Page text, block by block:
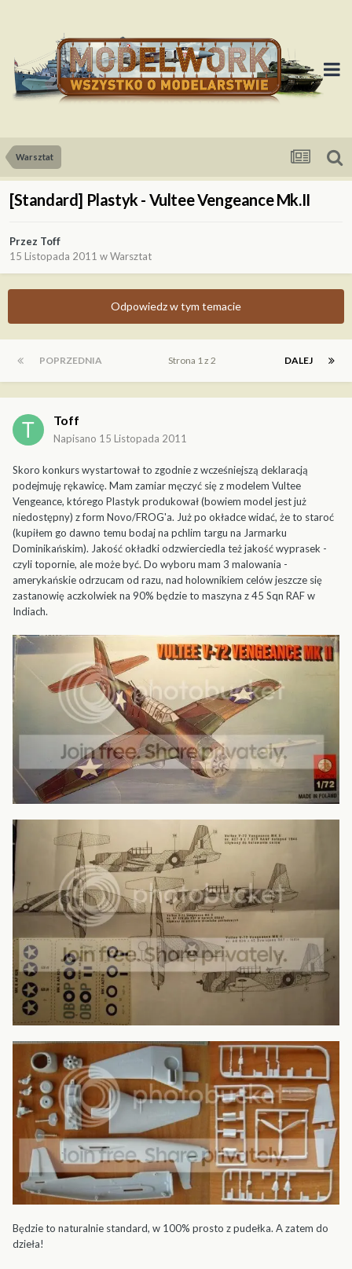
Warsztat
[Standard] Plastyk - Vultee Vengeance Mk.II
Przez Toff
15 Listopada 2011 wWarsztat
Odpowiedz w tym temacie
POPRZEDNIA DALEJ
Strona 1 z 2
Toff
Napisano 15 Listopada 2011
Skoro konkurs wystartował to zgodnie z wcześniejszą deklaracją
podejmuję rękawicę. Mam zamiar męczyć się z modelem Vultee
Vengeance, którego Plastyk produkował (bowiem model jest już
niedostępny) z form Novo/FROG'a. Już po okładce widać, że to staroć
(kupiłem go dawno temu bodaj na pchlim targu na Jarmarku
Dominikańskim). Jakość okładki odzwierciedla też jakość wyprasek -
czyli topornie, ale może być. Do wyboru mam 3 malowania -
amerykańskie odrzucam od razu, nad holownikiem celów jeszcze się
zastanowię aczkolwiek na 90% będzie to maszyna z 45 Sqn RAF w
Indiach.
Będzie to naturalnie standard, w 100% prosto z pudełka. A zatem do
dzieła!